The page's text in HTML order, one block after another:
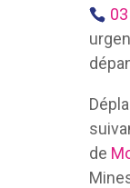
de